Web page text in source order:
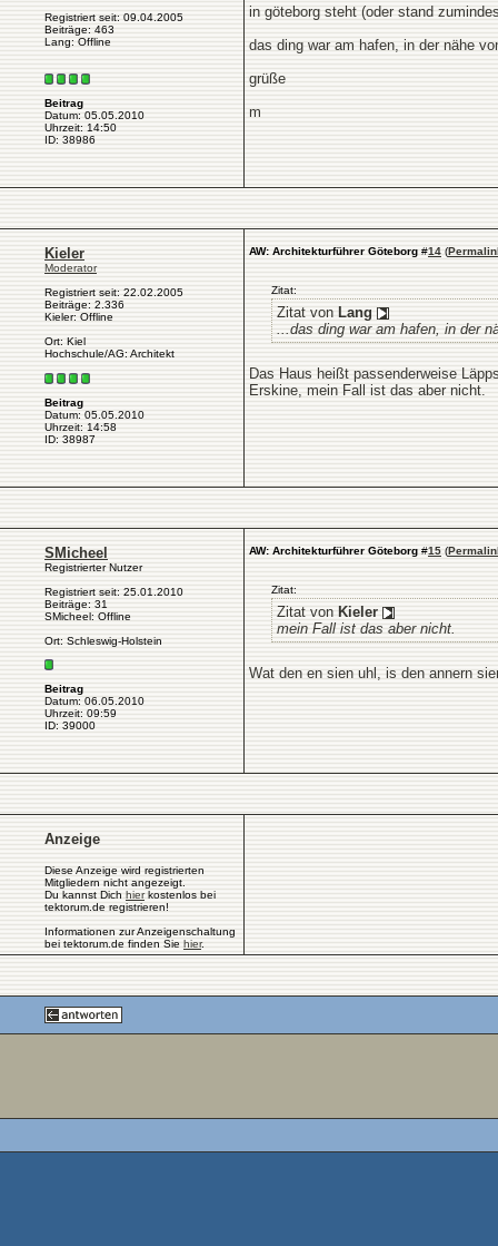
Registriert seit: 09.04.2005
Beiträge: 463
Lang: Offline
Beitrag
Datum: 05.05.2010
Uhrzeit: 14:50
ID: 38986
in göteborg steht (oder stand
das ding war am hafen, in der nähe
grüße
m
Kieler
Moderator
Registriert seit: 22.02.2005
Beiträge: 2.336
Kieler: Offline
Ort: Kiel
Hochschule/AG: Architekt
Beitrag
Datum: 05.05.2010
Uhrzeit: 14:58
ID: 38987
AW: Architekturführer Göteborg #14 (
Zitat:
Zitat von Lang
...das ding war am hafen, in der
Das Haus heißt passenderweise
Erskine, mein Fall ist das aber nicht.
SMicheel
Registrierter Nutzer
Registriert seit: 25.01.2010
Beiträge: 31
SMicheel: Offline
Ort: Schleswig-Holstein
Beitrag
Datum: 06.05.2010
Uhrzeit: 09:59
ID: 39000
AW: Architekturführer Göteborg #15 (
Zitat:
Zitat von Kieler
mein Fall ist das aber nicht.
Wat den en sien uhl, is den annern
Anzeige
Diese Anzeige wird registrierten
Mitgliedern nicht angezeigt.
Du kannst Dich hierkostenlos bei
tektorum.de registrieren!
Informationen zur Anzeigenschaltung
bei tektorum.de finden Sie hier.